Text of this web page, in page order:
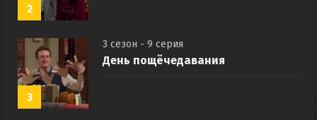
2
3
3 сезон - 9 серия
День пощёчедавания